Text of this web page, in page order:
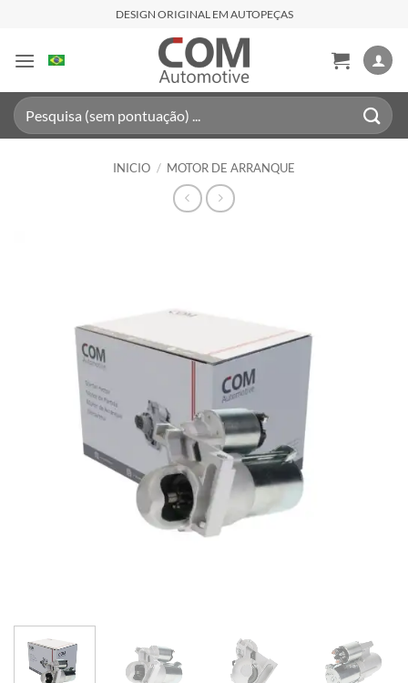
contenido
DESIGN ORIGINAL EM AUTOPEÇAS
Buscar
por:
INICIO / MOTOR DE ARRANQUE